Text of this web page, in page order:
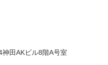
田AKビル8階A号室